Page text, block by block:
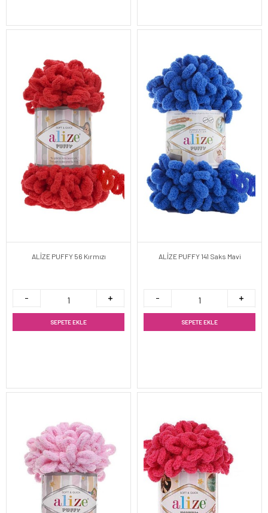
ALİZE PUFFY 56 Kırmızı
SEPETE EKLE
ALİZE PUFFY 141 Saks Mavi
SEPETE EKLE